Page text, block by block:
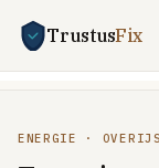
TrustusFix
ENERGIE ·